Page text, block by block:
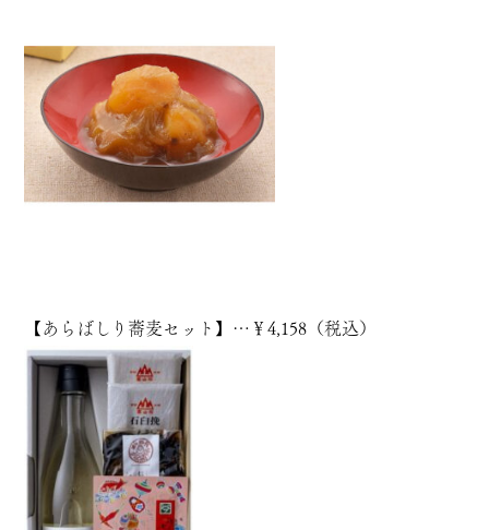
【 あらばしり蕎麦セット 】…￥4,158（税込）